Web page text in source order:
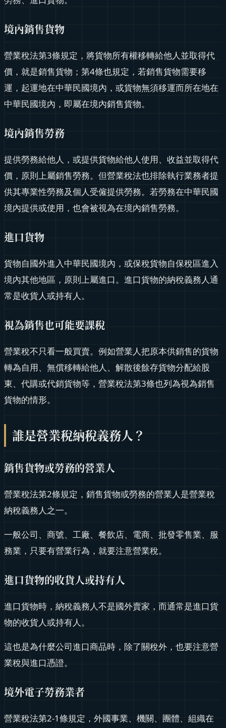
境內銷售貨物
營業稅法第3條規定，將貨物所有權移轉給他人並取得代
價，就是銷售貨物；第4條也規定，若銷售貨物需要移
運，起運地在中華民國境內，或貨物無須移運而所在地在
中華民國境內，即屬在境內銷售貨物。
境內銷售勞務
提供勞務給他人，或提供貨物給他人使用、收益並取得代
價，原則上屬銷售勞務。但營業稅法也排除執行業務者提
供其專業性勞務及個人受僱提供勞務。若勞務在中華民國
境內提供或使用，也會被視為在境內銷售勞務。
進口貨物
貨物自國外進入中華民國境內，或保稅貨物自保稅區進入
境內其他地區，原則上屬進口。進口貨物的納稅義務人通
常是收貨人或持有人。
視為銷售也可能要課稅
營業稅不只看一般買賣。例如營業人把原本供銷售的貨物
轉為自用、無償移轉給他人、解散後餘存貨物分配給股
東、代購或代銷貨物等，營業稅法第3條也列為視為銷售
貨物的情形。
誰是營業稅納稅義務人？
銷售貨物或勞務的營業人
營業稅法第2條規定，銷售貨物或勞務的營業人是營業稅
納稅義務人之一。
一般公司、商號、工廠、餐飲店、電商、批發零售業、服
務業，只要有營業行為，就要注意營業稅。
進口貨物的收貨人或持有人
進口貨物時，納稅義務人不是國外賣家，而通常是進口貨
物的收貨人或持有人。
這也是為什麼公司進口商品時，除了關稅外，也要注意營
業稅與進口憑證。
境外電子勞務業者
營業稅法第2-1條規定，外國事業、機關、團體、組織在